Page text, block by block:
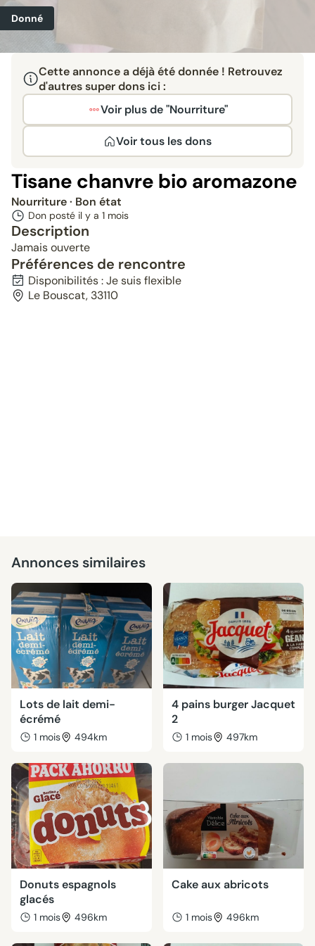
Donné
Cette annonce a déjà été donnée ! Retrouvez
d'autres super dons ici :
Voir plus de "Nourriture"
Voir tous les dons
Tisane chanvre bio aromazone
Nourriture· Bon état
Don posté il y a 1 mois
Description
Jamais ouverte
Préférences de rencontre
Disponibilités : Je suis flexible
Le Bouscat, 33110
Annonces similaires
Lots de lait demi-
écrémé
1 mois 494km
4 pains burger Jacquet
2
1 mois 497km
Donuts espagnols
glacés
1 mois 496km
Cake aux abricots
1 mois 496km